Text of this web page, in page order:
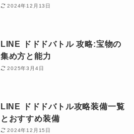
2024年12月13日
LINE ドドドバトル 攻略:宝物の
集め方と能力
2025年3月4日
LINE ドドドバトル攻略装備一覧
とおすすめ装備
2024年12月15日